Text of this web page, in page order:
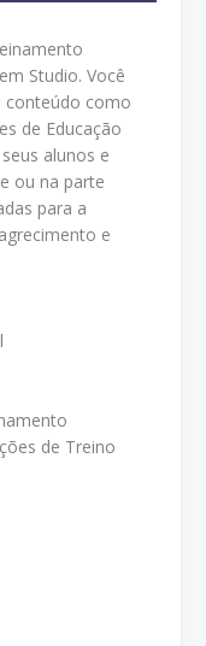
Studio. Você
conteúdo como
de Educação
alunos e
ou na parte
para a
e
de Treino